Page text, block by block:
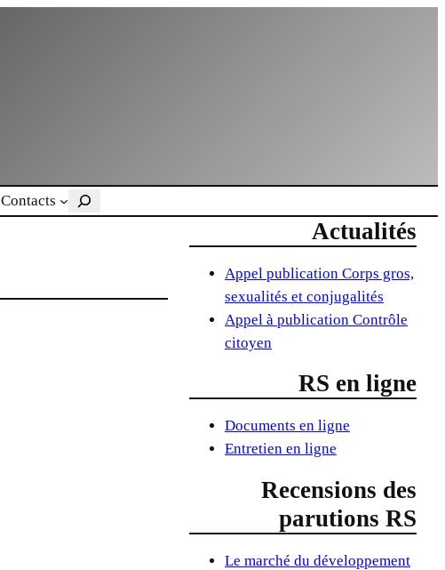
Contacts Rechercher
Actualités
Appel publication Corps gros,
sexualités et conjugalités
Appel à publication Contrôle
citoyen
RS en ligne
Documents en ligne
Entretien en ligne
Recensions des
parutions RS
Le marché du développement